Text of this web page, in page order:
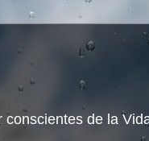
de la